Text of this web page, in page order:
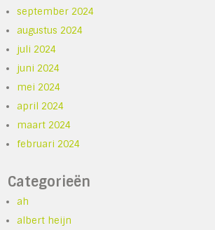
september 2024
augustus 2024
juli 2024
juni 2024
mei 2024
april 2024
maart 2024
februari 2024
Categorieën
ah
albert heijn